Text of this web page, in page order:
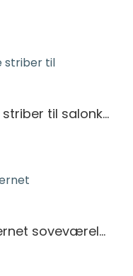
Tapet - Klassiske lodrette striber til salonkontoret
Tapet - Moderne optisk ternet soveværelse